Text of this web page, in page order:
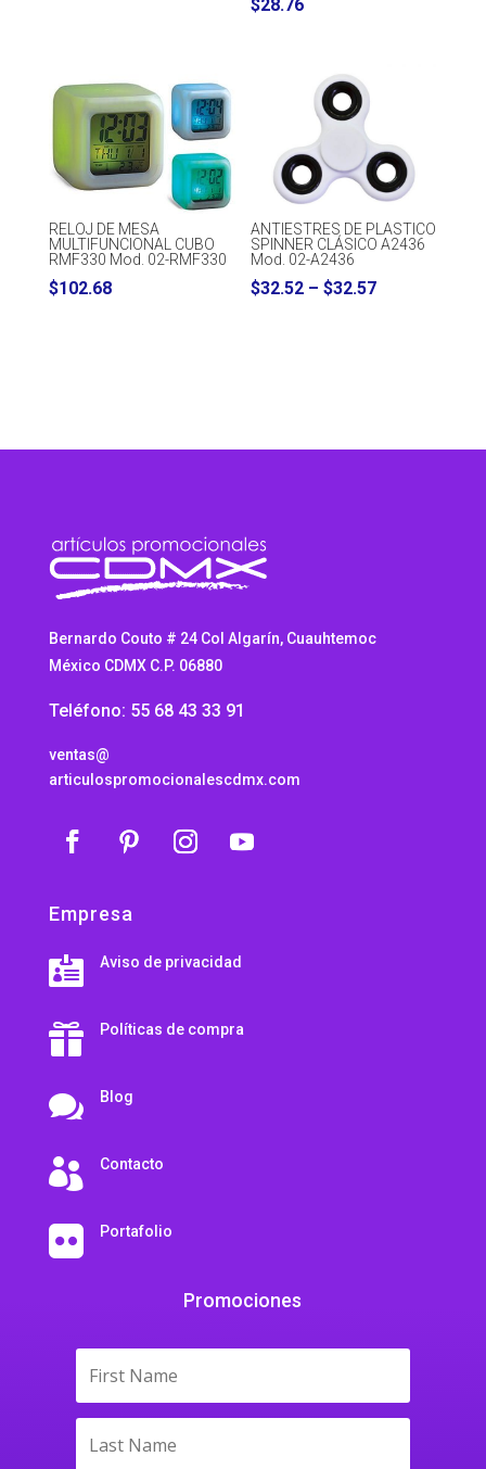
$19.20
$28.76
RELOJ DE MESA
MULTIFUNCIONAL CUBO
RMF330 Mod. 02-RMF330
$102.68
ANTIESTRES DE PLASTICO
SPINNER CLÁSICO A2436
Mod. 02-A2436
$32.52 – $32.57Price
Bernardo Couto # 24 Col Algarín, Cuauhtemoc
México CDMX C.P. 06880
Teléfono: 55 68 43 33 91
ventas@
articulospromocionalescdmx.com
Empresa
 Aviso de privacidad
 Políticas de compra
 Blog
 Contacto
 Portafolio
Promociones